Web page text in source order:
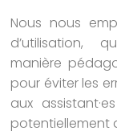
Nous nous
d’utilisation,
manière
pour éviter les
aux
potentiellement